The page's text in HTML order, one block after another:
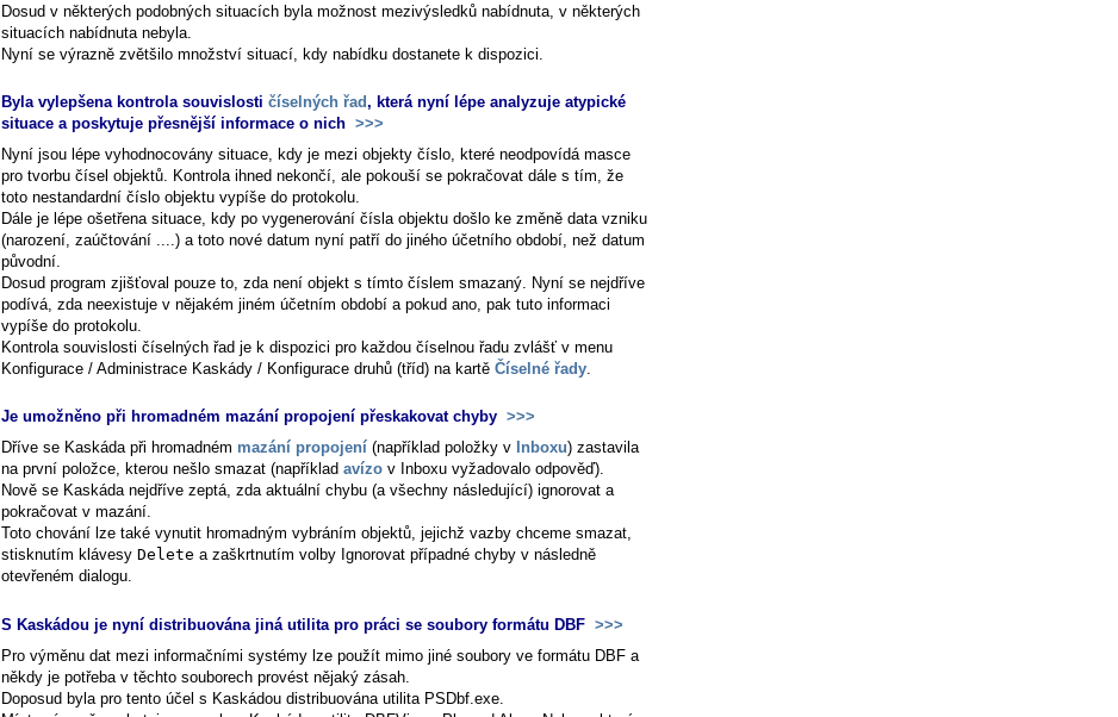
Dosud v některých podobných situacích byla možnost mezivýsledků nabídnuta, v některých
situacích nabídnuta nebyla.
Nyní se výrazně zvětšilo množství situací, kdy nabídku dostanete k dispozici.
Byla vylepšena kontrola souvislosti číselných řad, která nyní lépe analyzuje atypické
situace a poskytuje přesnější informace o nich >>>
Nyní jsou lépe vyhodnocovány situace, kdy je mezi objekty číslo, které neodpovídá masce
pro tvorbu čísel objektů. Kontrola ihned nekončí, ale pokouší se pokračovat dále s tím, že
toto nestandardní číslo objektu vypíše do protokolu.
Dále je lépe ošetřena situace, kdy po vygenerování čísla objektu došlo ke změně data vzniku
(narození, zaúčtování ....) a toto nové datum nyní patří do jiného účetního období, než datum
původní.
Dosud program zjišťoval pouze to, zda není objekt s tímto číslem smazaný. Nyní se nejdříve
podívá, zda neexistuje v nějakém jiném účetním období a pokud ano, pak tuto informaci
vypíše do protokolu.
Kontrola souvislosti číselných řad je k dispozici pro každou číselnou řadu zvlášť v menu
Konfigurace / Administrace Kaskády / Konfigurace druhů (tříd) na kartě Číselné řady.
Je umožněno při hromadném mazání propojení přeskakovat chyby >>>
Dříve se Kaskáda při hromadném mazání propojení (například položky v Inboxu) zastavila
na první položce, kterou nešlo smazat (například avízo v Inboxu vyžadovalo odpověď).
Nově se Kaskáda nejdříve zeptá, zda aktuální chybu (a všechny následující) ignorovat a
pokračovat v mazání.
Toto chování lze také vynutit hromadným vybráním objektů, jejichž vazby chceme smazat,
stisknutím klávesy Delete a zaškrtnutím volby Ignorovat případné chyby v následně
otevřeném dialogu.
S Kaskádou je nyní distribuována jiná utilita pro práci se soubory formátu DBF >>>
Pro výměnu dat mezi informačními systémy lze použít mimo jiné soubory ve formátu DBF a
někdy je potřeba v těchto souborech provést nějaký zásah.
Doposud byla pro tento účel s Kaskádou distribuována utilita PSDbf.exe.